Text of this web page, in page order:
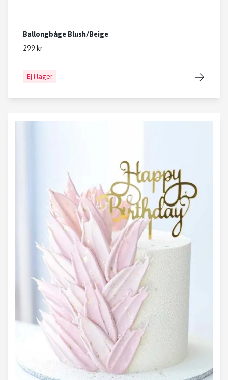
Ballongbåge Blush/Beige
299 kr
Ej i lager